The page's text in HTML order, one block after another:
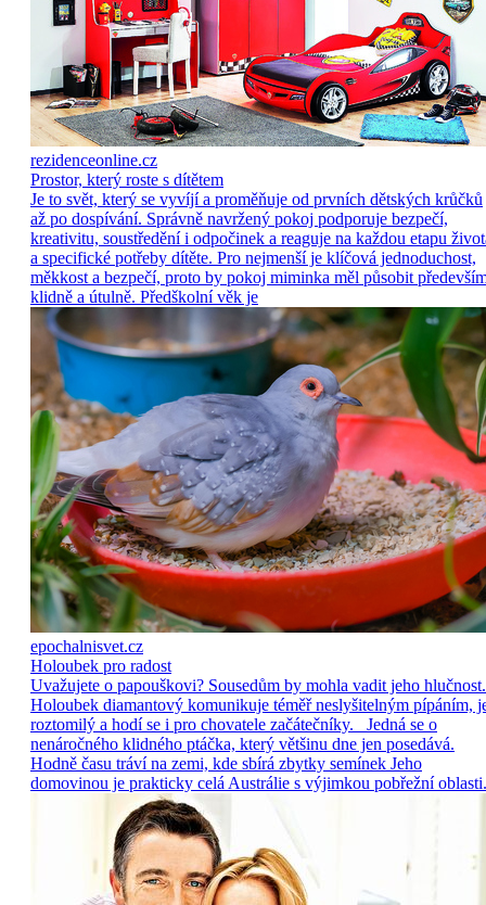
rezidenceonline.cz
Prostor, který roste s dítětem
Je to svět, který se vyvíjí a proměňuje od prvních dětských krůčků
až po dospívání. Správně navržený pokoj podporuje bezpečí,
kreativitu, soustředění i odpočinek a reaguje na každou etapu
a specifické potřeby dítěte. Pro nejmenší je klíčová jednoduchost,
měkkost a bezpečí, proto by pokoj miminka měl působit
klidně a útulně. Předškolní věk je
epochalnisvet.cz
Holoubek pro radost
Uvažujete o papouškovi? Sousedům by mohla vadit jeho hlučnost.
Holoubek diamantový komunikuje téměř neslyšitelným pípáním,
roztomilý a hodí se i pro chovatele začátečníky. Jedná se o
nenáročného klidného ptáčka, který většinu dne jen posedává.
Hodně času tráví na zemi, kde sbírá zbytky semínek Jeho
domovinou je prakticky celá Austrálie s výjimkou pobřežní oblasti.